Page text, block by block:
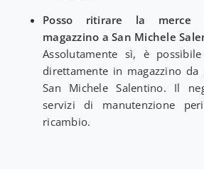
Posso ritirare la merce
magazzino a San Michele
Assolutamente sì, è
direttamente in magazzino
San Michele Salentino. Il
servizi di manutenzione
ricambio.